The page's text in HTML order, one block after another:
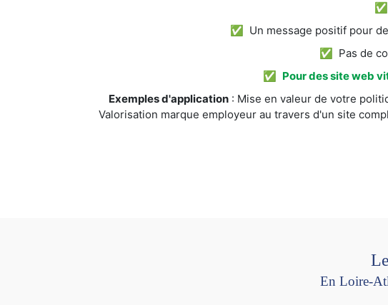
✅
✅ Un message positif pour
✅ Pas de
✅ Pour des site web
Exemples d'application: Mise en valeur de votre
Valorisation marque employeur au travers d'un site
En Loire-